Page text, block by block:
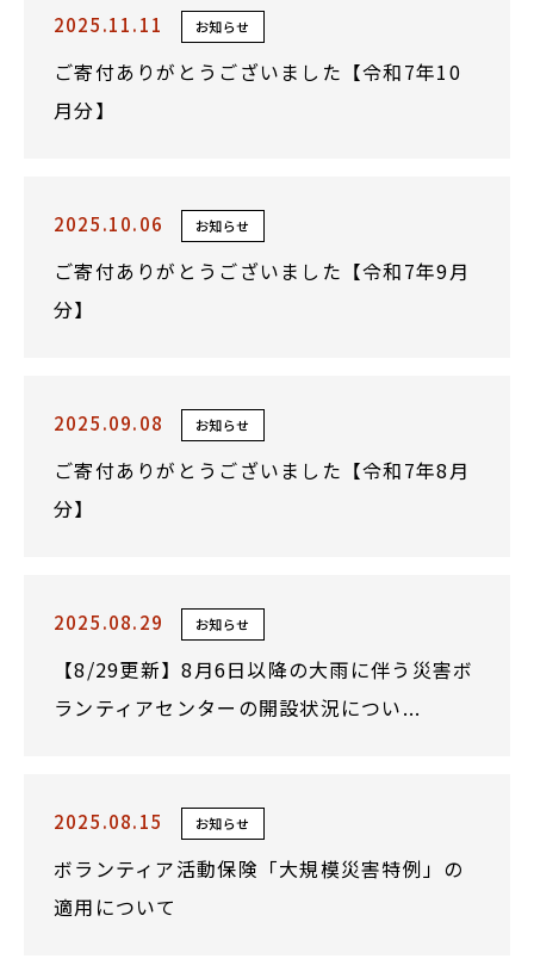
2025.11.11 お知らせ
ご寄付ありがとうございました【令和7年10
月分】
2025.10.06 お知らせ
ご寄付ありがとうございました【令和7年9月
分】
2025.09.08 お知らせ
ご寄付ありがとうございました【令和7年8月
分】
2025.08.29 お知らせ
【8/29更新】8月6日以降の大雨に伴う災害ボ
ランティアセンターの開設状況につい...
2025.08.15 お知らせ
ボランティア活動保険「大規模災害特例」の
適用について